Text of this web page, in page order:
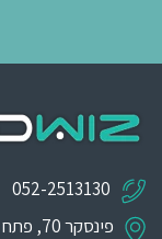
052-2513130
פינסקר 70, פתח תקווה, קומה 1